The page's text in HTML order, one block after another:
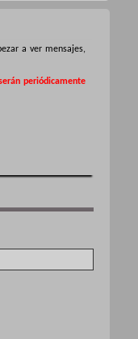
a ver mensajes,
periódicamente